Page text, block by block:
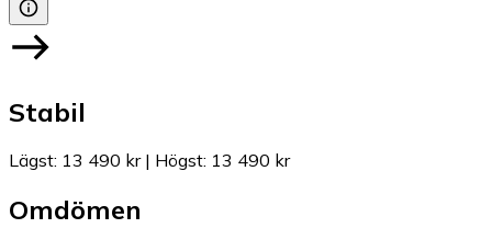
Stabil
Lägst: 13 490 kr| Högst: 13 490 kr
Omdömen